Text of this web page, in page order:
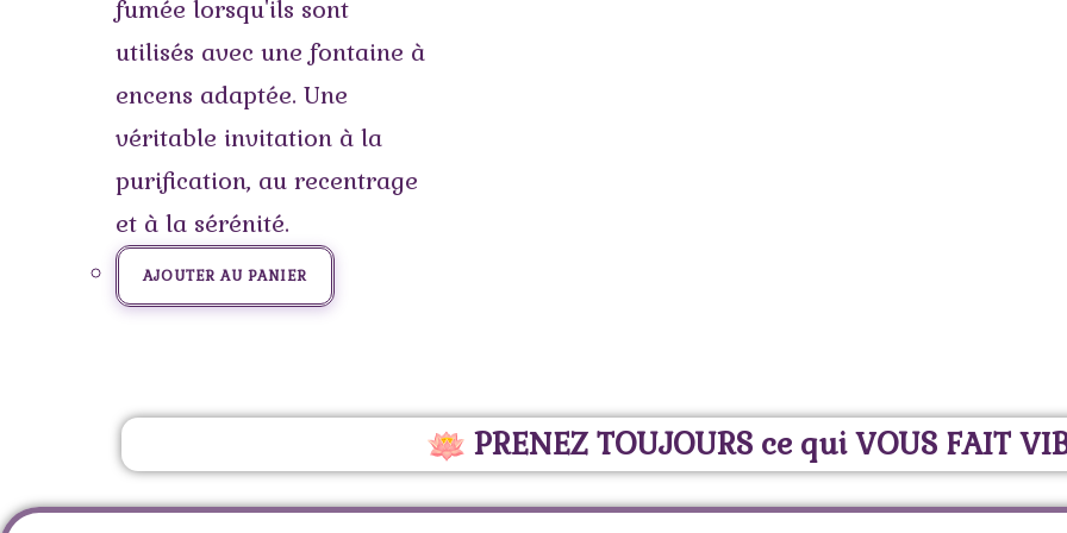
fumée lorsqu'ils sont
utilisés avec une fontaine à
encens adaptée. Une
véritable invitation à la
purification, au recentrage
et à la sérénité.
AJOUTER AU PANIER
PRENEZ TOUJOURS ce qui VOUS FAIT